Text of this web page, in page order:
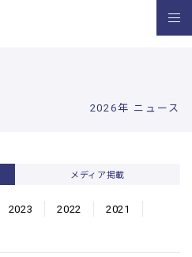
2026年 ニュース
メディア掲載
2023 2022
2021